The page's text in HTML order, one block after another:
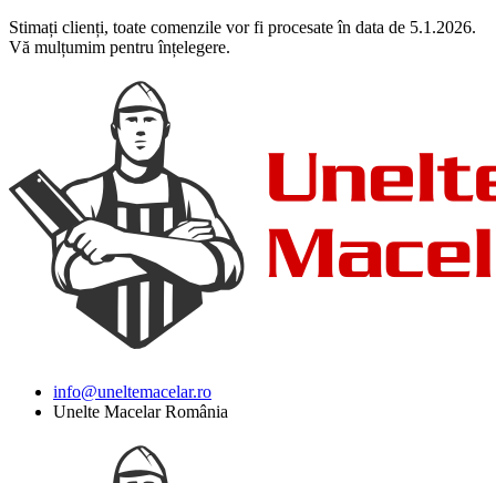
Stimați clienți, toate comenzile vor fi procesate în data de 5.1.2026.
Vă mulțumim pentru înțelegere.
info@uneltemacelar.ro
Unelte Macelar România